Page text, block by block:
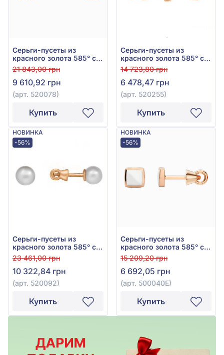
Серьги-пусеты из
красного золота 585° с
фианитом, арт. 520078
21 843,00 грн
9 610,92 грн
(арт. 520078)
Купить
Серьги-пусеты из
красного золота 585° с
фианитом, арт. 520255
14 723,80 грн
6 478,47 грн
(арт. 520255)
Купить
НОВИНКА
-56%
Серьги-пусеты из
красного золота 585° с
жемчугом, арт. 520092
23 461,00 грн
10 322,84 грн
(арт. 520092)
Купить
НОВИНКА
-56%
Серьги-пусеты из
красного золота 585° с
эмалью, арт. 500040Е
15 209,20 грн
6 692,05 грн
(арт. 500040Е)
Купить